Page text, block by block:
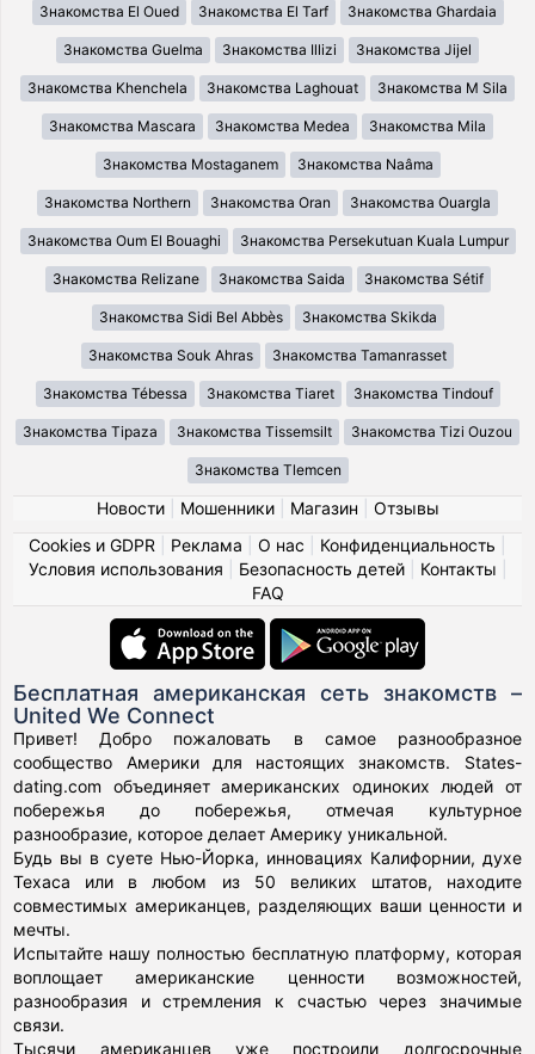
Знакомства El Oued Знакомства El Tarf Знакомства Ghardaia
Знакомства Guelma Знакомства Illizi Знакомства Jijel
Знакомства Khenchela Знакомства Laghouat Знакомства M Sila
Знакомства Mascara Знакомства Medea Знакомства Mila
Знакомства Mostaganem Знакомства Naâma
Знакомства Northern Знакомства Oran Знакомства Ouargla
Знакомства Oum El Bouaghi Знакомства Persekutuan Kuala Lumpur
Знакомства Relizane Знакомства Saida Знакомства Sétif
Знакомства Sidi Bel Abbès Знакомства Skikda
Знакомства Souk Ahras Знакомства Tamanrasset
Знакомства Tébessa Знакомства Tiaret Знакомства Tindouf
Знакомства Tipaza Знакомства Tissemsilt Знакомства Tizi Ouzou
Знакомства Tlemcen
Новости| Мошенники| Магазин
Отзывы
Cookies и GDPR
Реклама О нас Конфиденциальность
Условия использования
Безопасность детей| Контакты
FAQ
Бесплатная американская сеть знакомств –
United We Connect
Привет! Добро пожаловать в самое разнообразное
сообщество Америки для настоящих знакомств. States-
dating.com объединяет американских одиноких людей от
побережья до побережья, отмечая культурное
разнообразие, которое делает Америку уникальной.
Будь вы в суете Нью-Йорка, инновациях Калифорнии, духе
Техаса или в любом из 50 великих штатов, находите
совместимых американцев, разделяющих ваши ценности и
мечты.
Испытайте нашу полностью бесплатную платформу, которая
воплощает американские ценности возможностей,
разнообразия и стремления к счастью через значимые
связи.
Тысячи американцев уже построили долгосрочные